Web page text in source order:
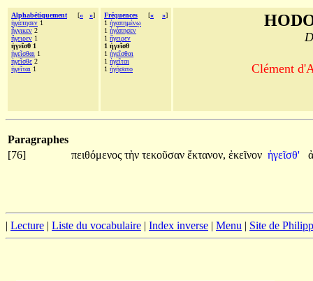
Alphabétiquement [« »]
ἠγάπησεν 1
ἤγγικεν 2
ἤγειρεν 1
ἡγεῖσθ 1
ἡγεῖσθαι 1
ἡγεῖσθε 2
ἡγεῖται 1
Fréquences [« »]
1 ἠγαπημένῳ
1 ἠγάπησεν
1 ἤγειρεν
1 ἡγεῖσθ
1 ἡγεῖσθαι
1 ἡγεῖται
1 ἡγήσατο Clément
Paragraphes
[76]
πειθόμενος τὴν τεκοῦσαν ἔκτανον, ἐκεῖνον ἡγεῖσθ'
| Lecture | Liste du vocabulaire | Index inverse | Menu | Site de